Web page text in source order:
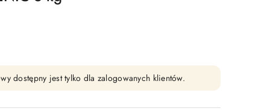
dostępny jest tylko dla zalogowanych klientów.